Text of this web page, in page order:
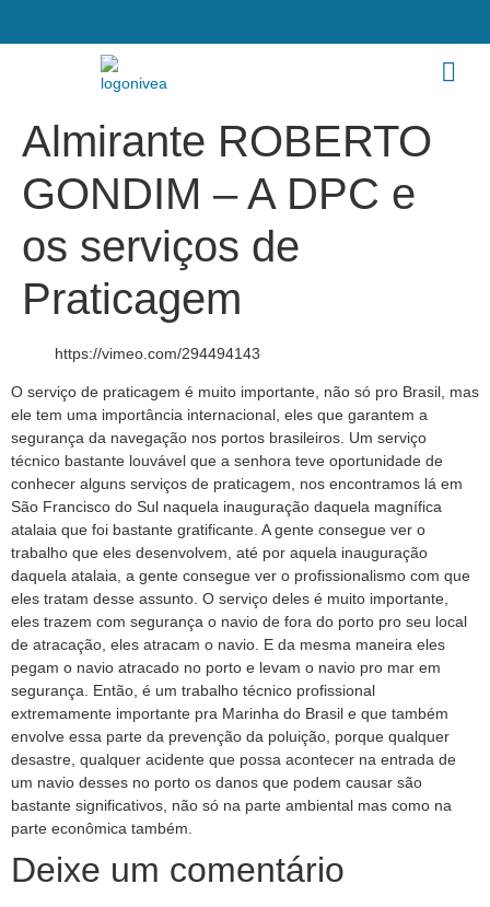
Almirante ROBERTO
GONDIM – A DPC e
os serviços de
Praticagem
https://vimeo.com/294494143
O serviço de praticagem é muito importante, não só pro Brasil, mas
ele tem uma importância internacional, eles que garantem a
segurança da navegação nos portos brasileiros. Um serviço
técnico bastante louvável que a senhora teve oportunidade de
conhecer alguns serviços de praticagem, nos encontramos lá em
São Francisco do Sul naquela inauguração daquela magnífica
atalaia que foi bastante gratificante. A gente consegue ver o
trabalho que eles desenvolvem, até por aquela inauguração
daquela atalaia, a gente consegue ver o profissionalismo com que
eles tratam desse assunto. O serviço deles é muito importante,
eles trazem com segurança o navio de fora do porto pro seu local
de atracação, eles atracam o navio. E da mesma maneira eles
pegam o navio atracado no porto e levam o navio pro mar em
segurança. Então, é um trabalho técnico profissional
extremamente importante pra Marinha do Brasil e que também
envolve essa parte da prevenção da poluição, porque qualquer
desastre, qualquer acidente que possa acontecer na entrada de
um navio desses no porto os danos que podem causar são
bastante significativos, não só na parte ambiental mas como na
parte econômica também.
Deixe um comentário